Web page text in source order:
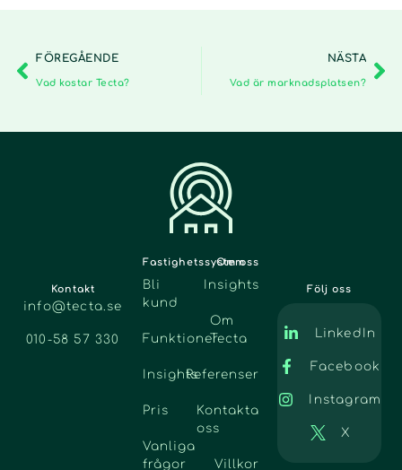
FÖREGÅENDE
Vad kostar Tecta?
NÄSTA
Vad är marknadsplatsen?
Kontakt
info@tecta.se
010-58 57 330
Fastighetssystem
Bli
kund
Funktioner
Insights
Pris
Vanliga
frågor
Om oss
Insights
Om
Tecta
Referenser
Kontakta
oss
Villkor
Följ oss
LinkedIn
Facebook
Instagram
X